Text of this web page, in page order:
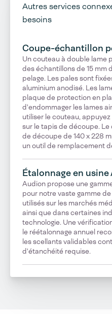
Autres services
besoins
Coupe-échantillon
Un couteau à double lame
des échantillons de 15 mm
pelage. Les pales sont
aluminium anodisé. Les
plaque de protection en
d'endommager les lames
utiliser le couteau,
sur le tapis de découpe.
de découpe de 140 x 228
un outil de remplacement
Étalonnage en usine
Audion propose une
pour notre vaste gamme
utilisés sur les marchés
ainsi que dans certaines
technologie. Une
le réétalonnage annuel
les scellants validables
d'étanchéité requise.